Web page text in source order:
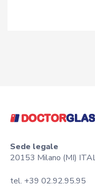
Sede legale
20153 Milano (MI)
tel. +39 02.92.95.95